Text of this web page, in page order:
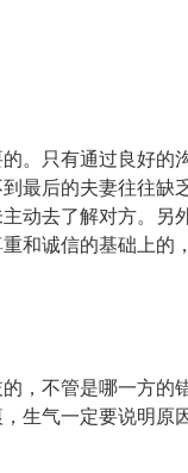
。只有通过良好的
最后的夫妻往往缺
动去了解对方。另
和诚信的基础上的
，不管是哪一方的
生气一定要说明原